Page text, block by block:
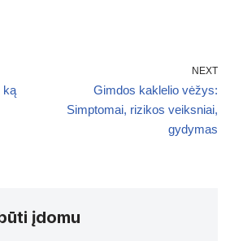
ką
NEXT
Gimdos kaklelio vėžys:
Simptomai, rizikos veiksniai,
gydymas
įdomu